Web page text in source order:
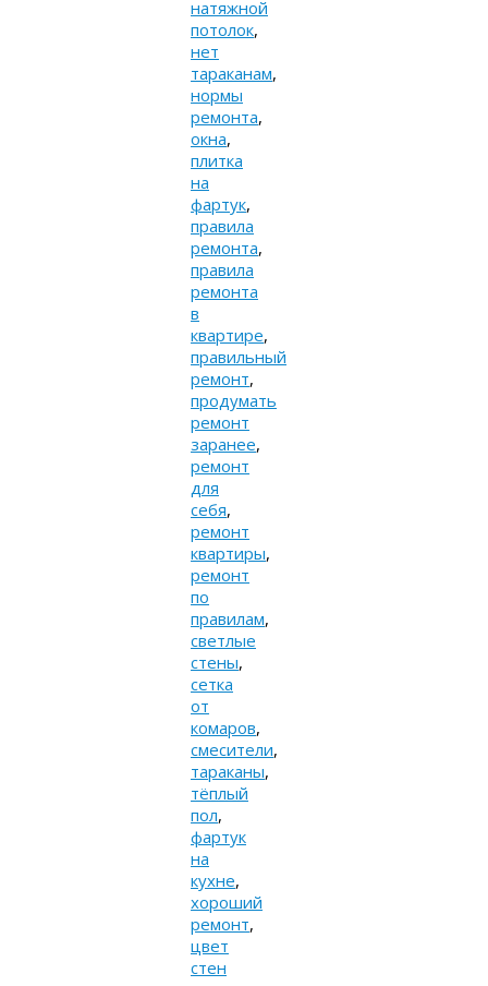
натяжной
потолок,
нет
тараканам,
нормы
ремонта,
окна,
плитка
на
фартук,
правила
ремонта,
правила
ремонта
в
квартире,
правильный
ремонт,
продумать
ремонт
заранее,
ремонт
для
себя,
ремонт
квартиры,
ремонт
по
правилам,
светлые
стены,
сетка
от
комаров,
смесители,
тараканы,
тёплый
пол,
фартук
на
кухне,
хороший
ремонт,
цвет
стен